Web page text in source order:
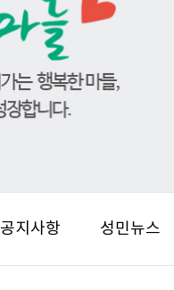
공지사항 성민뉴스